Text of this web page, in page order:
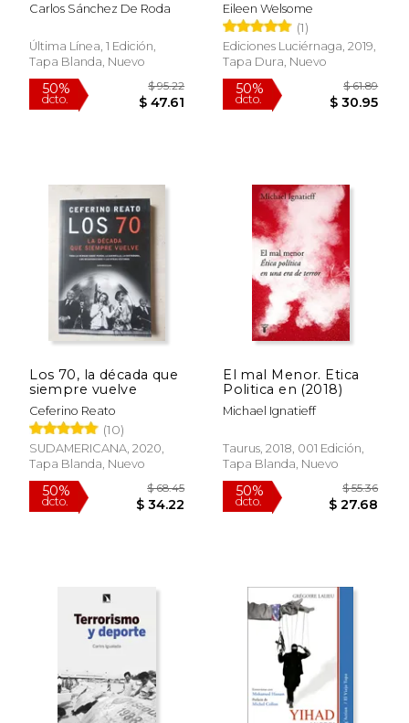
Carlos Sánchez De Roda
Última Línea, 1 Edición,
Tapa Blanda, Nuevo
50%
dcto.
$ 95.22
Eileen Welsome
(1)
Ediciones Luciérnaga, 2019,
Tapa Dura, Nuevo
50%
dcto.
Los 70, la década que
siempre vuelve
Ceferino Reato
(10)
SUDAMERICANA, 2020,
Tapa Blanda, Nuevo
El mal Menor. Etica
Politica en (2018)
Michael Ignatieff
Taurus, 2018, 001 Edición,
Tapa Blanda, Nuevo